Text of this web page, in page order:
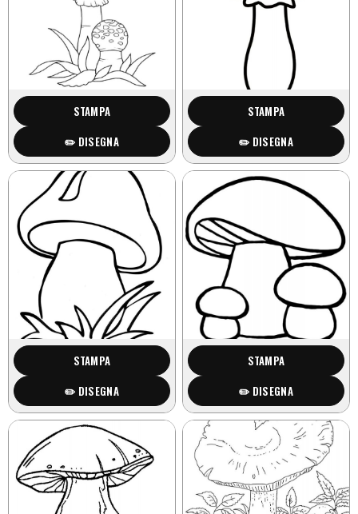
STAMPA
✏️ DISEGNA
STAMPA
✏️ DISEGNA
STAMPA
✏️ DISEGNA
STAMPA
✏️ DISEGNA